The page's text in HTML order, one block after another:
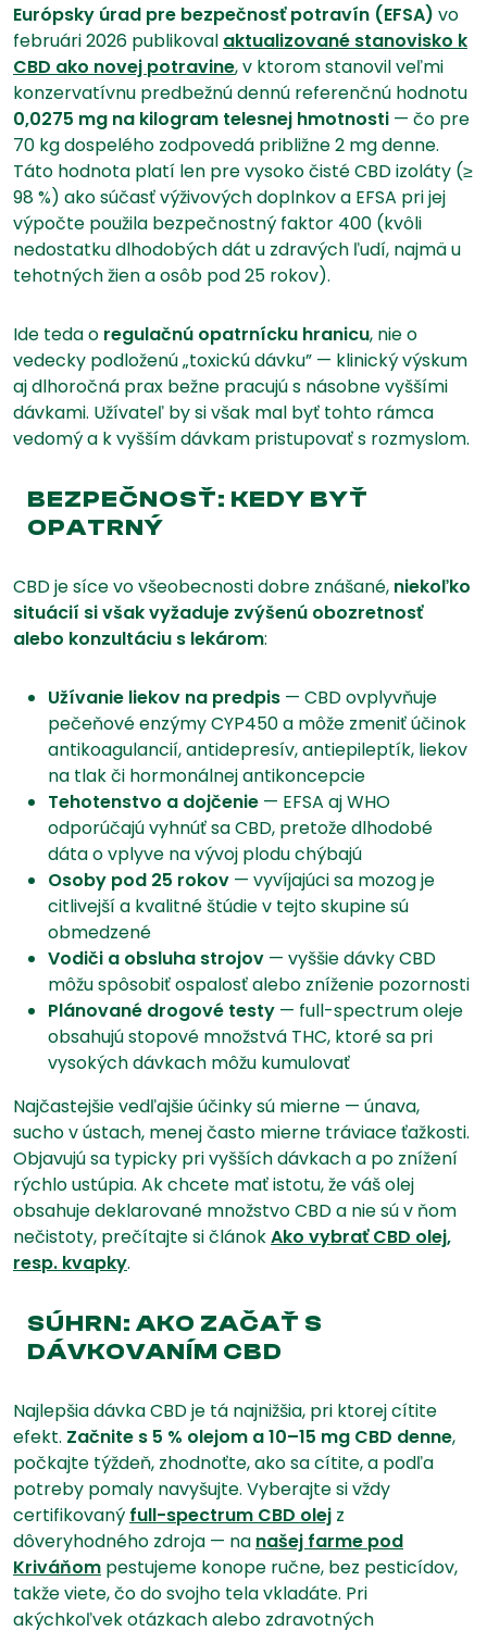
Európsky úrad pre bezpečnosť potravín (EFSA) vo
februári 2026 publikoval aktualizované stanovisko k
CBD ako novej potravine, v ktorom stanovil veľmi
konzervatívnu predbežnú dennú referenčnú hodnotu
0,0275 mg na kilogram telesnej hmotnosti — čo pre
70 kg dospelého zodpovedá približne 2 mg denne.
Táto hodnota platí len pre vysoko čisté CBD izoláty (≥
98 %) ako súčasť výživových doplnkov a EFSA pri jej
výpočte použila bezpečnostný faktor 400 (kvôli
nedostatku dlhodobých dát u zdravých ľudí, najmä u
tehotných žien a osôb pod 25 rokov).
Ide teda o regulačnú opatrnícku hranicu, nie o
vedecky podloženú „toxickú dávku” — klinický výskum
aj dlhoročná prax bežne pracujú s násobne vyššími
dávkami. Užívateľ by si však mal byť tohto rámca
vedomý a k vyšším dávkam pristupovať s rozmyslom.
BEZPEČNOSŤ: KEDY BYŤ
OPATRNÝ
CBD je síce vo všeobecnosti dobre znášané, niekoľko
situácií si však vyžaduje zvýšenú obozretnosť
alebo konzultáciu s lekárom:
Užívanie liekov na predpis — CBD ovplyvňuje
pečeňové enzýmy CYP450 a môže zmeniť účinok
antikoagulancií, antidepresív, antiepileptík, liekov
na tlak či hormonálnej antikoncepcie
Tehotenstvo a dojčenie — EFSA aj WHO
odporúčajú vyhnúť sa CBD, pretože dlhodobé
dáta o vplyve na vývoj plodu chýbajú
Osoby pod 25 rokov — vyvíjajúci sa mozog je
citlivejší a kvalitné štúdie v tejto skupine sú
obmedzené
Vodiči a obsluha strojov — vyššie dávky CBD
môžu spôsobiť ospalosť alebo zníženie pozornosti
Plánované drogové testy — full-spectrum oleje
obsahujú stopové množstvá THC, ktoré sa pri
vysokých dávkach môžu kumulovať
Najčastejšie vedľajšie účinky sú mierne — únava,
sucho v ústach, menej často mierne tráviace ťažkosti.
Objavujú sa typicky pri vyšších dávkach a po znížení
rýchlo ustúpia. Ak chcete mať istotu, že váš olej
obsahuje deklarované množstvo CBD a nie sú v ňom
nečistoty, prečítajte si článokAko vybrať CBD olej,
resp. kvapky.
SÚHRN: AKO ZAČAŤ S
DÁVKOVANÍM CBD
Najlepšia dávka CBD je tá najnižšia, pri ktorej cítite
efekt. Začnite s 5 % olejom a 10–15 mg CBD denne,
počkajte týždeň, zhodnoťte, ako sa cítite, a podľa
potreby pomaly navyšujte. Vyberajte si vždy
certifikovaný full-spectrum CBD olej z
dôveryhodného zdroja — na našej farme pod
Kriváňom pestujeme konope ručne, bez pesticídov,
takže viete, čo do svojho tela vkladáte. Pri
akýchkoľvek otázkach alebo zdravotných